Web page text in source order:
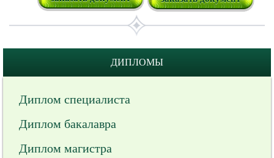
ДИПЛОМЫ
Диплом специалиста
Диплом бакалавра
Диплом магистра